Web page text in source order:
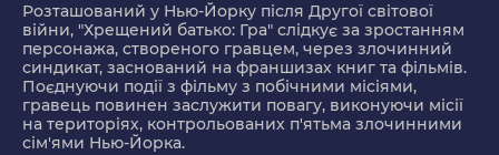
Розташований у Нью-Йорку після Другої світової
війни, "Хрещений батько: Гра" слідкує за зростанням
персонажа, створеного гравцем, через злочинний
синдикат, заснований на франшизах книг та фільмів.
Поєднуючи події з фільму з побічними місіями,
гравець повинен заслужити повагу, виконуючи місії
на територіях, контрольованих п'ятьма злочинними
сім'ями Нью-Йорка.